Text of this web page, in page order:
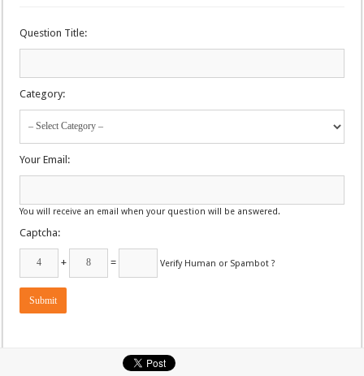
Question Title:
Category:
Your Email:
You will receive an email when your question will be answered.
Captcha:
+ = Verify Human or Spambot ?